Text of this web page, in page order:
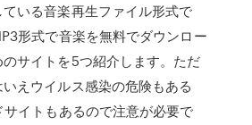
いる音楽再生ファイル形式で
形式で音楽を無料でダウンロー
のサイトを5つ紹介します。ただ
えウイルス感染の危険もある
イトもあるので注意が必要で